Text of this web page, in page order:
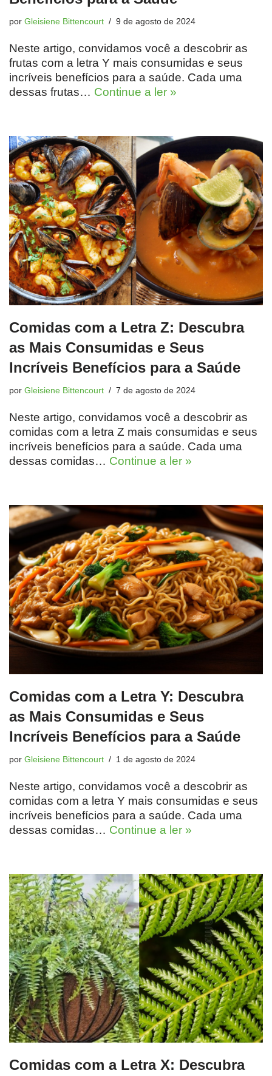
por Gleisiene Bittencourt 9 de agosto de 2024
Neste artigo, convidamos você a descobrir as
frutas com a letra Y mais consumidas e seus
incríveis benefícios para a saúde. Cada uma
dessas frutas… Continue a ler »
Comidas com a Letra Z: Descubra
as Mais Consumidas e Seus
Incríveis Benefícios para a Saúde
por Gleisiene Bittencourt 7 de agosto de 2024
Neste artigo, convidamos você a descobrir as
comidas com a letra Z mais consumidas e seus
incríveis benefícios para a saúde. Cada uma
dessas comidas… Continue a ler »
Comidas com a Letra Y: Descubra
as Mais Consumidas e Seus
Incríveis Benefícios para a Saúde
por Gleisiene Bittencourt 1 de agosto de 2024
Neste artigo, convidamos você a descobrir as
comidas com a letra Y mais consumidas e seus
incríveis benefícios para a saúde. Cada uma
dessas comidas… Continue a ler »
Comidas com a Letra X: Descubra